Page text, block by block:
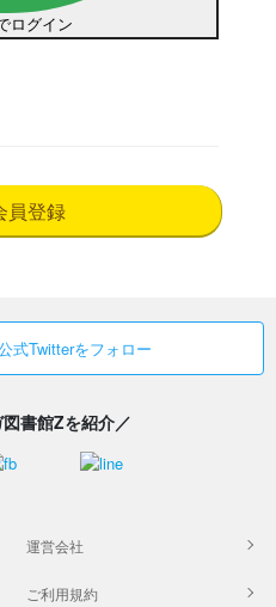
ログイン
員登録
式Twitterをフォロー
書館Zを紹介／
運営会社
ご利用規約